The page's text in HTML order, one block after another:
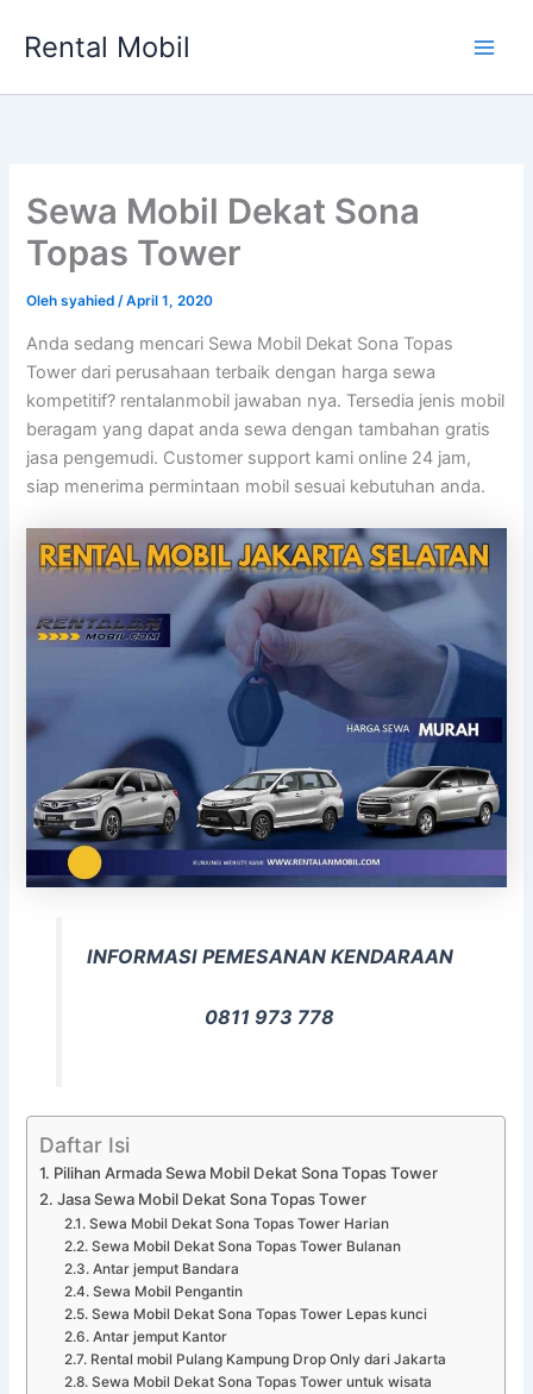
Rental Mobil
Sewa Mobil Dekat Sona
Topas Tower
Olehsyahied/April 1, 2020
Anda sedang mencari Sewa Mobil Dekat Sona Topas
Tower dari perusahaan terbaik dengan harga sewa
kompetitif? rentalanmobil jawaban nya. Tersedia jenis mobil
beragam yang dapat anda sewa dengan tambahan gratis
jasa pengemudi. Customer support kami online 24 jam,
siap menerima permintaan mobil sesuai kebutuhan anda.
INFORMASI PEMESANAN KENDARAAN
0811 973 778
Daftar Isi
Pilihan Armada Sewa Mobil Dekat Sona Topas Tower
Jasa Sewa Mobil Dekat Sona Topas Tower
Sewa Mobil Dekat Sona Topas Tower Harian
Sewa Mobil Dekat Sona Topas Tower Bulanan
Antar jemput Bandara
Sewa Mobil Pengantin
Sewa Mobil Dekat Sona Topas Tower Lepas kunci
Antar jemput Kantor
Rental mobil Pulang Kampung Drop Only dari Jakarta
Sewa Mobil Dekat Sona Topas Tower untuk wisata